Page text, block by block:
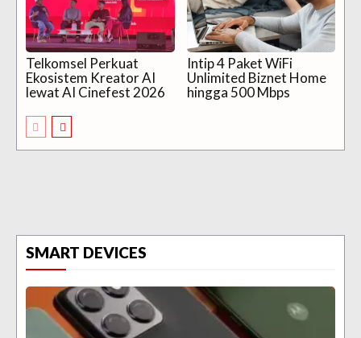
Telkomsel Perkuat
Ekosistem Kreator AI
lewat AI Cinefest 2026
Intip 4 Paket WiFi
Unlimited Biznet Home
hingga 500 Mbps
SMART DEVICES